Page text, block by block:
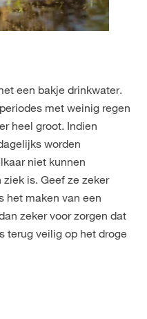
een bakje drinkwater.
met weinig regen
heel groot. Indien
worden
niet kunnen
is. Geef ze zeker
het maken van een
zeker voor zorgen dat
terug veilig op het droge